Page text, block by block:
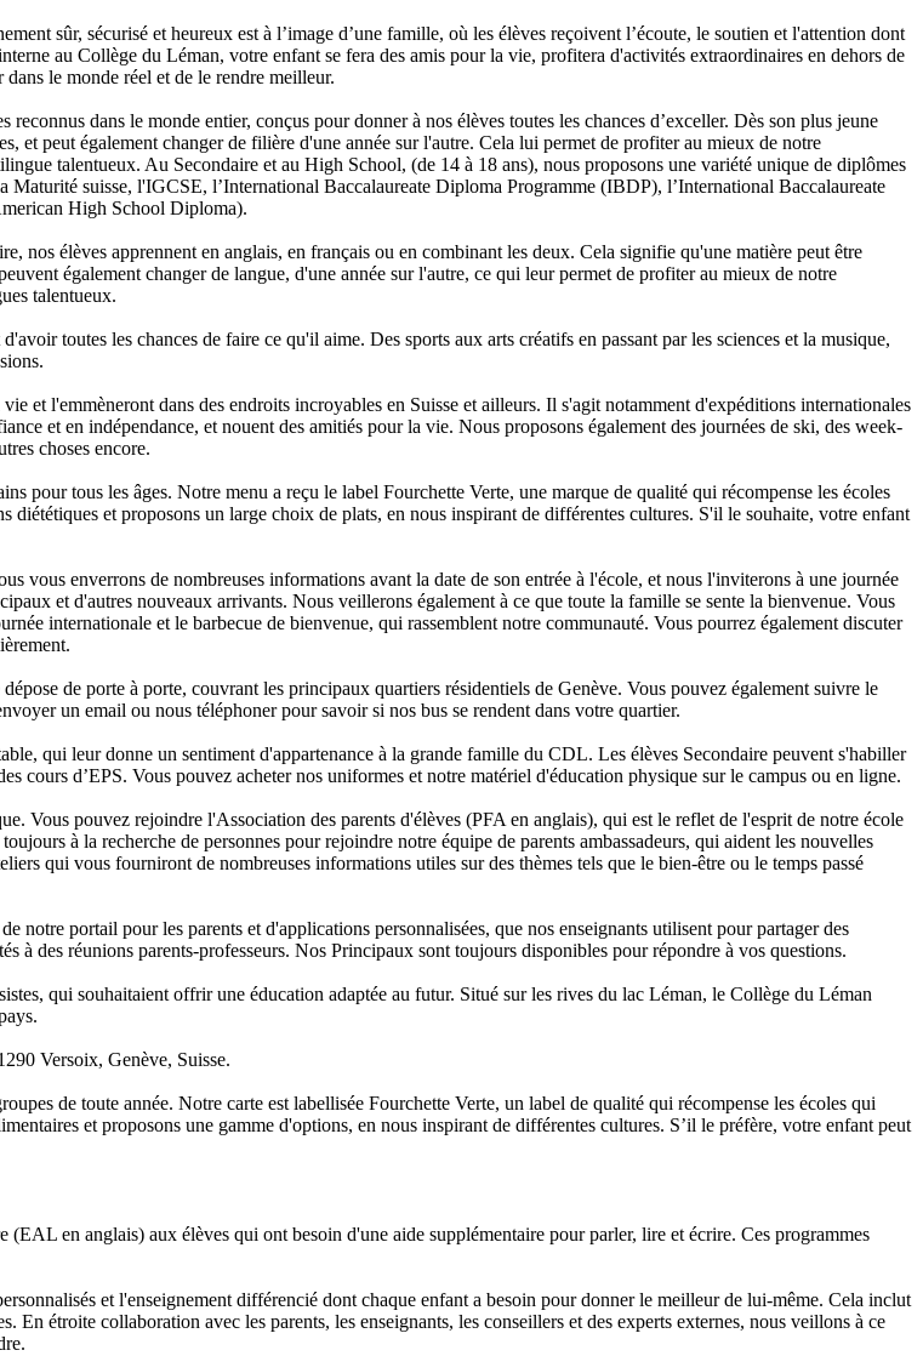
sûr, sécurisé et heureux est à l’image d’une famille, où les élèves reçoivent l’écoute, le soutien et l'attention dont
au Collège du Léman, votre enfant se fera des amis pour la vie, profitera d'activités extraordinaires en dehors de
le monde réel et de le rendre meilleur.
dans le monde entier, conçus pour donner à nos élèves toutes les chances d’exceller. Dès son plus jeune
et peut également changer de filière d'une année sur l'autre. Cela lui permet de profiter au mieux de notre
talentueux. Au Secondaire et au High School, (de 14 à 18 ans), nous proposons une variété unique de diplômes
Maturité suisse, l'IGCSE, l’International Baccalaureate Diploma Programme (IBDP), l’International Baccalaureate
High School Diploma).
nos élèves apprennent en anglais, en français ou en combinant les deux. Cela signifie qu'une matière peut être
également changer de langue, d'une année sur l'autre, ce qui leur permet de profiter au mieux de notre
talentueux.
toutes les chances de faire ce qu'il aime. Des sports aux arts créatifs en passant par les sciences et la musique,
et l'emmèneront dans des endroits incroyables en Suisse et ailleurs. Il s'agit notamment d'expéditions internationales
et en indépendance, et nouent des amitiés pour la vie. Nous proposons également des journées de ski, des week-
choses encore.
pour tous les âges. Notre menu a reçu le label Fourchette Verte, une marque de qualité qui récompense les écoles
diététiques et proposons un large choix de plats, en nous inspirant de différentes cultures. S'il le souhaite, votre enfant
vous enverrons de nombreuses informations avant la date de son entrée à l'école, et nous l'inviterons à une journée
et d'autres nouveaux arrivants. Nous veillerons également à ce que toute la famille se sente la bienvenue. Vous
internationale et le barbecue de bienvenue, qui rassemblent notre communauté. Vous pourrez également discuter
de porte à porte, couvrant les principaux quartiers résidentiels de Genève. Vous pouvez également suivre le
un email ou nous téléphoner pour savoir si nos bus se rendent dans votre quartier.
qui leur donne un sentiment d'appartenance à la grande famille du CDL. Les élèves Secondaire peuvent s'habiller
cours d’EPS. Vous pouvez acheter nos uniformes et notre matériel d'éducation physique sur le campus ou en ligne.
Vous pouvez rejoindre l'Association des parents d'élèves (PFA en anglais), qui est le reflet de l'esprit de notre école
à la recherche de personnes pour rejoindre notre équipe de parents ambassadeurs, qui aident les nouvelles
qui vous fourniront de nombreuses informations utiles sur des thèmes tels que le bien-être ou le temps passé
notre portail pour les parents et d'applications personnalisées, que nos enseignants utilisent pour partager des
à des réunions parents-professeurs. Nos Principaux sont toujours disponibles pour répondre à vos questions.
qui souhaitaient offrir une éducation adaptée au futur. Situé sur les rives du lac Léman, le Collège du Léman
Versoix, Genève, Suisse.
de toute année. Notre carte est labellisée Fourchette Verte, un label de qualité qui récompense les écoles qui
et proposons une gamme d'options, en nous inspirant de différentes cultures. S’il le préfère, votre enfant peut
en anglais) aux élèves qui ont besoin d'une aide supplémentaire pour parler, lire et écrire. Ces programmes
et l'enseignement différencié dont chaque enfant a besoin pour donner le meilleur de lui-même. Cela inclut
En étroite collaboration avec les parents, les enseignants, les conseillers et des experts externes, nous veillons à ce